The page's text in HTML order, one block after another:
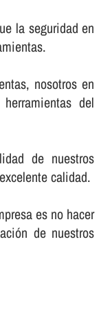
la seguridad en
nosotros en
del
de nuestros
calidad.
es no hacer
de nuestros